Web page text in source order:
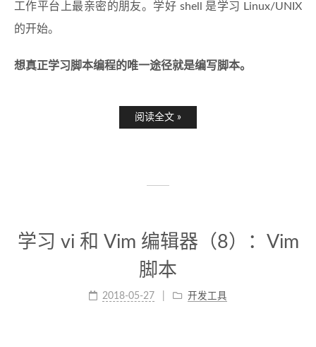
工作平台上最亲密的朋友。学好 shell 是学习 Linux/UNIX
的开始。
想真正学习脚本编程的唯一途径就是编写脚本。
阅读全文 »
学习 vi 和 Vim 编辑器（8）：Vim
脚本
2018-05-27 开发工具